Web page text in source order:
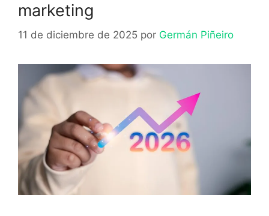
marketing
11 de diciembre de 2025 por Germán Piñeiro